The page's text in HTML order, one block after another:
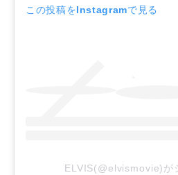
この投稿をInstagramで見る
ELVIS(@elvismovie)が